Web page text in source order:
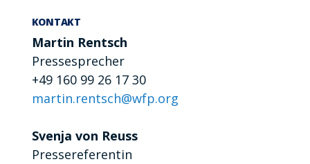
KONTAKT
Martin Rentsch
Pressesprecher
+49 160 99 26 17 30
martin.rentsch@wfp.org
Svenja von Reuss
Pressereferentin